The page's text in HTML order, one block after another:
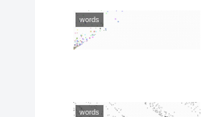
words
words